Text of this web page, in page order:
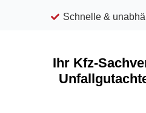
Schnelle &
Ihr Kfz-